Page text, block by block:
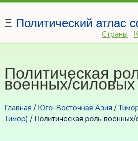
Ξ Политический атлас
Страны
Политическая
военных/силовых
Главная / Юго-Восточная Азия /
Тимор) / Политическая роль военных/